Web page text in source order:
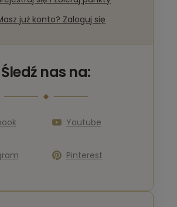
już konto? Zaloguj się
Śledź nas na:
Youtube
Pinterest